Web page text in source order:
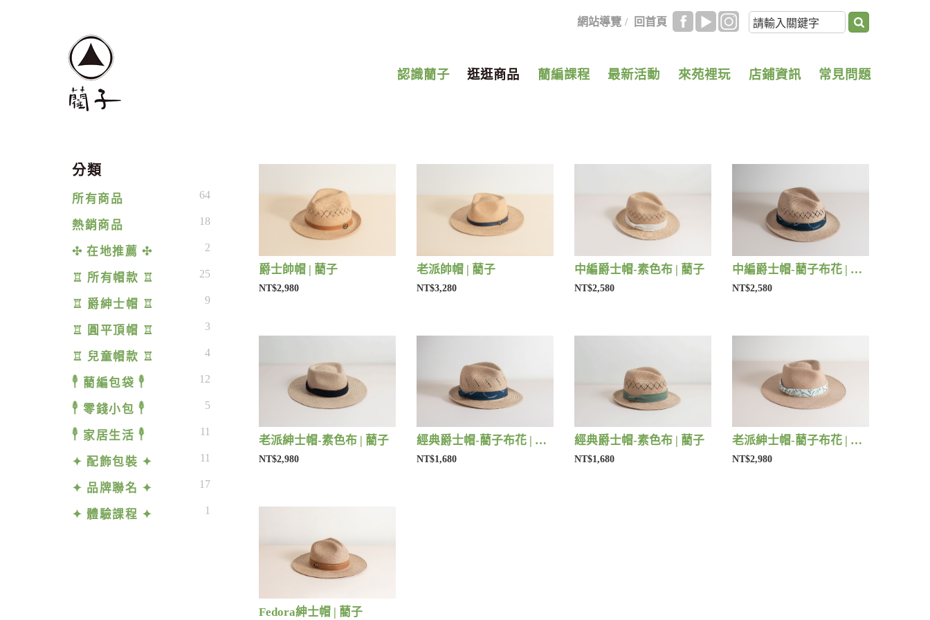
網站導覽 / 回首頁
認識藺子 逛逛商品 藺編課程 最新活動 來苑裡玩 店鋪資訊 常見問題
分類
所有商品 64
熱銷商品 18
✣ 在地推薦 ✣ 2
♖ 所有帽款 ♖ 25
♖ 爵紳士帽 ♖ 9
♖ 圓平頂帽 ♖ 3
♖ 兒童帽款 ♖ 4
𓇣 藺編包袋 𓇣 12
𓇣 零錢小包 𓇣 5
𓇣 家居生活 𓇣 11
✦ 配飾包裝 ✦ 11
✦ 品牌聯名 ✦ 17
✦ 體驗課程 ✦ 1
爵士帥帽 | 藺子
NT$2,980
老派帥帽 | 藺子
NT$3,280
中編爵士帽-素色布 | 藺子
NT$2,580
中編爵士帽-藺子布花 | 藺子
NT$2,580
老派紳士帽-素色布 | 藺子
NT$2,980
經典爵士帽-藺子布花 | 藺子
NT$1,680
經典爵士帽-素色布 | 藺子
NT$1,680
老派紳士帽-藺子布花 | 藺子
NT$2,980
Fedora紳士帽 | 藺子